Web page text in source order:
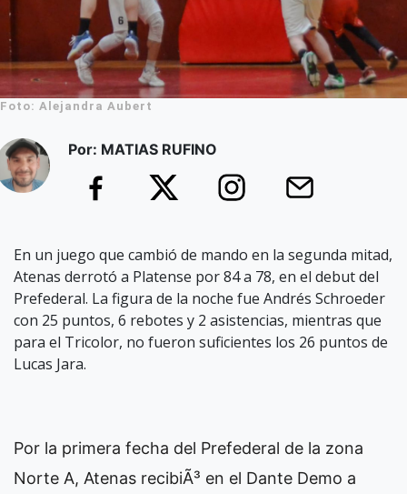
Foto: Alejandra Aubert
Por: MATIAS RUFINO
En un juego que cambió de mando en la segunda mitad,
Atenas derrotó a Platense por 84 a 78, en el debut del
Prefederal. La figura de la noche fue Andrés Schroeder
con 25 puntos, 6 rebotes y 2 asistencias, mientras que
para el Tricolor, no fueron suficientes los 26 puntos de
Lucas Jara.
Por la primera fecha del Prefederal de la zona
Norte A, Atenas recibiÃ³ en el Dante Demo a